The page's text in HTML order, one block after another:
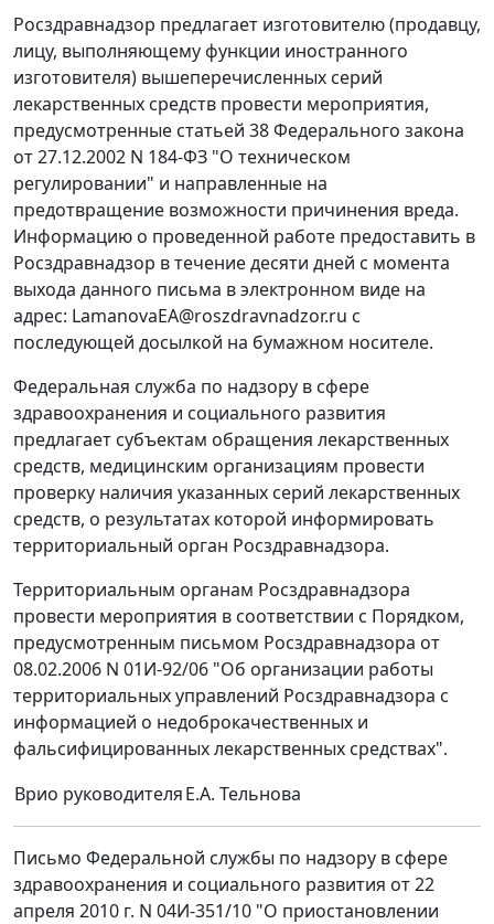
Росздравнадзор предлагает изготовителю (продавцу,
лицу, выполняющему функции иностранного
изготовителя) вышеперечисленных серий
лекарственных средств провести мероприятия,
предусмотренные статьей 38 Федерального закона
от 27.12.2002 N 184-ФЗ "О техническом
регулировании" и направленные на
предотвращение возможности причинения вреда.
Информацию о проведенной работе предоставить в
Росздравнадзор в течение десяти дней с момента
выхода данного письма в электронном виде на
адрес: LamanovaEA@roszdravnadzor.ru с
последующей досылкой на бумажном носителе.
Федеральная служба по надзору в сфере
здравоохранения и социального развития
предлагает субъектам обращения лекарственных
средств, медицинским организациям провести
проверку наличия указанных серий лекарственных
средств, о результатах которой информировать
территориальный орган Росздравнадзора.
Территориальным органам Росздравнадзора
провести мероприятия в соответствии с Порядком,
предусмотренным письмом Росздравнадзора от
08.02.2006 N 01И-92/06 "Об организации работы
территориальных управлений Росздравнадзора с
информацией о недоброкачественных и
фальсифицированных лекарственных средствах".
Врио руководителяЕ.А. Тельнова
Письмо Федеральной службы по надзору в сфере
здравоохранения и социального развития от 22
апреля 2010 г. N 04И-351/10 "О приостановлении